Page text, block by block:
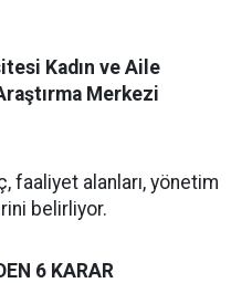
Kadın ve Aile
Merkezi
faaliyet alanları, yönetim
belirliyor.
6 KARAR